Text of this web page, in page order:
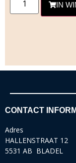
IN
CONTACT
Adres
HALLENSTRAAT 12
5531 AB BLADEL